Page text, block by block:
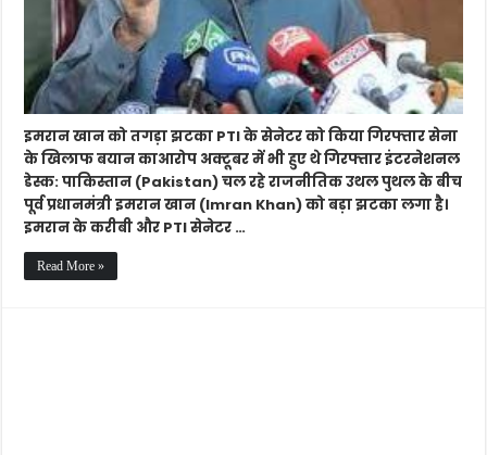
के
खिलाफ
बयान
काआरोप
इमरान खान को तगड़ा झटका PTI के सेनेटर को किया गिरफ्तार सेना
के खिलाफ बयान काआरोप अक्टूबर में भी हुए थे गिरफ्तार इंटरनेशनल
डेस्क: पाकिस्तान (Pakistan) चल रहे राजनीतिक उथल पुथल के बीच
पूर्व प्रधानमंत्री इमरान खान (Imran Khan) को बड़ा झटका लगा है।
इमरान के करीबी और PTI सेनेटर …
Read More »